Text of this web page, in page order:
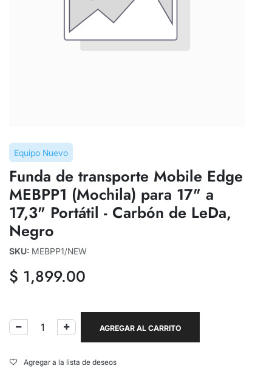
Equipo Nuevo
Funda de transporte Mobile Edge
MEBPP1 (Mochila) para 17" a
17,3" Portátil - Carbón de LeDa,
Negro
SKU: MEBPP1/NEW
$ 1,899.00
AGREGAR AL CARRITO
Agregar a la lista de deseos